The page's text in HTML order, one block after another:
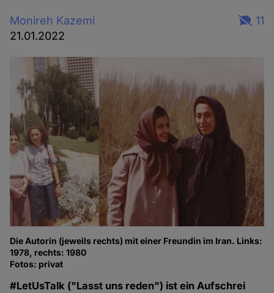
Monireh Kazemi
21.01.2022
11
Die Autorin (jeweils rechts) mit einer Freundin im Iran. Links:
1978, rechts: 1980
Fotos: privat
#LetUsTalk ("Lasst uns reden") ist ein Aufschrei